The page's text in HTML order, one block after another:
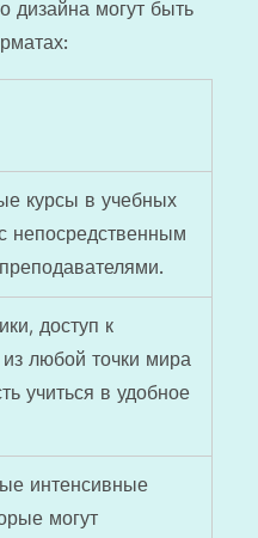
дизайна могут быть
курсы в учебных
непосредственным
доступ к
любой точки мира
учиться в удобное
интенсивные
могут